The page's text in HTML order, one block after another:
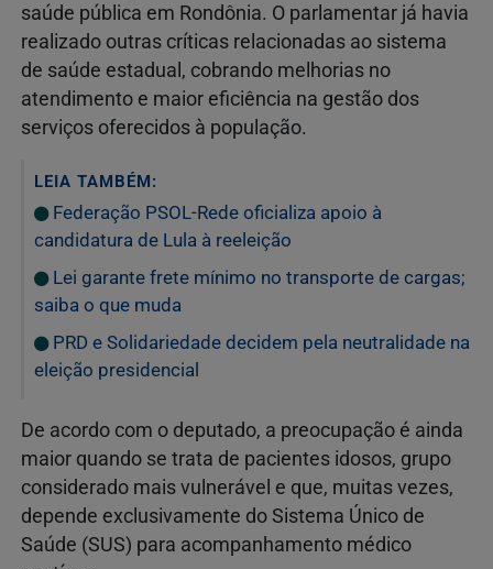
saúde pública em Rondônia. O parlamentar já havia
realizado outras críticas relacionadas ao sistema
de saúde estadual, cobrando melhorias no
atendimento e maior eficiência na gestão dos
serviços oferecidos à população.
LEIA TAMBÉM:
Federação PSOL-Rede oficializa apoio à
candidatura de Lula à reeleição
Lei garante frete mínimo no transporte de cargas;
saiba o que muda
PRD e Solidariedade decidem pela neutralidade na
eleição presidencial
De acordo com o deputado, a preocupação é ainda
maior quando se trata de pacientes idosos, grupo
considerado mais vulnerável e que, muitas vezes,
depende exclusivamente do Sistema Único de
Saúde (SUS) para acompanhamento médico